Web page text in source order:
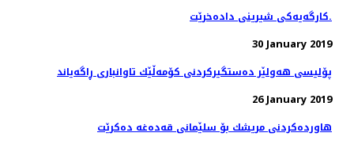
کارگەیەکی شیرینی دادەخرێت.
30 January 2019
پۆلیسی هەولێر دەستگیركردنی كۆمەڵێك تاوانباری ڕاگەیاند
26 January 2019
هاوردەكردنی مریشك بۆ سلێمانی قەدەغە دەكرێت